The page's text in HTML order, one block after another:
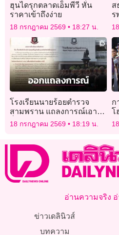
ฮุนไดรุกตลาดเอ็มพีวี หั่น
ราคาเข้าถึงง่าย
18 กรกฎาคม 2569 18:27 น.
ส
ร
ไ
โรงเรียนนายร้อยตำรวจ
สามพราน แถลงการณ์เอาผิด
สื่อใหญ่บิดเบือนข้อมูล
18 กรกฎาคม 2569 18:19 น.
ก
โ
ปี
อ่านความจริง
ข่าวเดลินิวส์
บทความ